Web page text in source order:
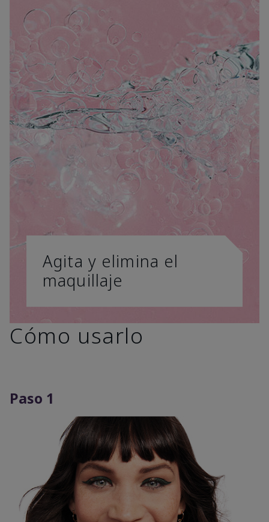
Agita y elimina el
maquillaje
Cómo usarlo
Paso 1